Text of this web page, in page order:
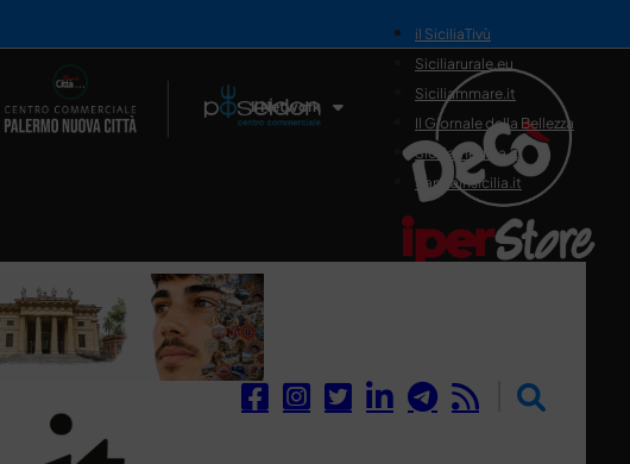
Il Network
il SiciliaTivù
Siciliarurale.eu
Siciliammare.it
Il Giornale della Bellezza
Siciliamedica.it
Sanitainsicilia.it